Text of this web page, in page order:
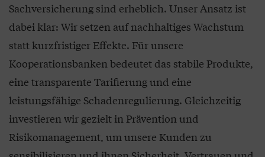
Sachversicherung sind erheblich. Unser Ansatz ist
dabei klar: Wir setzen auf nachhaltiges Wachstum
statt kurzfristiger Effekte. Für unsere
Kooperationsbanken bedeutet das stabile Produkte,
eine transparente Tarifierung und eine
leistungsfähige Schadenregulierung. Gleichzeitig
investieren wir gezielt in Prävention und
Risikomanagement, um unsere Kunden zu